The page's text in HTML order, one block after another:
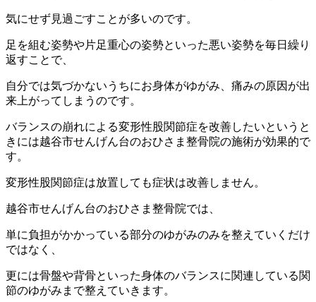
気にせず見過ごすことが多いのです。
足を組む姿勢や片足重心の姿勢といった悪い姿勢を毎日繰り
返すことで、
自分では気づかないうちにお身体がゆがみ、痛みの原因が出
来上がってしまうのです。
バランスの崩れによる変形性股関節症を改善したいというと
きには越谷市せんげん台のおひさま整骨院の施術が効果的で
す。
変形性股関節症は放置しても症状は改善しません。
越谷市せんげん台のおひさま整骨院では、
単に負担がかかっている部分のゆがみのみを整えていくだけ
ではなく、
更には骨盤や背骨といった身体のバランスに関連している関
節のゆがみまで整えていきます。